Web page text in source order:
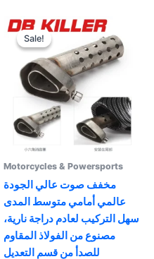
be
chosen
the
product
page
Sale!
Sale!
Motorcycles & Powersports
مخفف صوت عالي الجودة
عالمي أمامي متوسط ​​المدى
سهل التركيب لعادم دراجة نارية،
مصنوع من الفولاذ المقاوم
للصدأ من قسم التعديل